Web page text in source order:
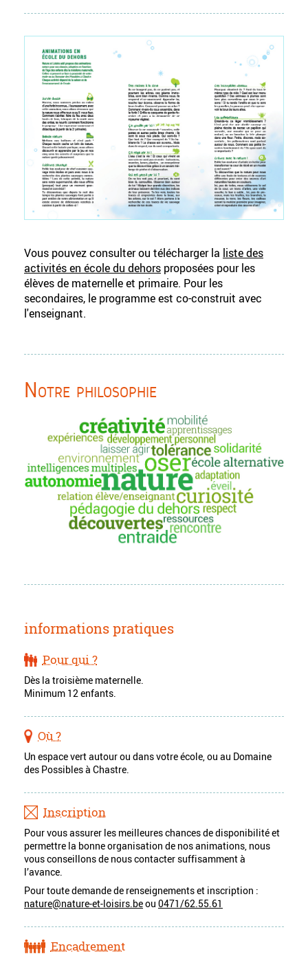
Vous pouvez consulter ou télécharger la liste des
activités en école du dehors proposées pour les
élèves de maternelle et primaire. Pour les
secondaires, le programme est co-construit avec
l'enseignant.
Notre philosophie
informations pratiques
Pour qui ?
Dès la troisième maternelle.
Minimum 12 enfants.
Où ?
Un espace vert autour ou dans votre école, ou au Domaine
des Possibles à Chastre.
Inscription
Pour vous assurer les meilleures chances de disponibilité et
permettre la bonne organisation de nos animations, nous
vous conseillons de nous contacter suffisamment à
l’avance.
Pour toute demande de renseignements et inscription :
nature@nature-et-loisirs.beou 0471/62.55.61
Encadrement